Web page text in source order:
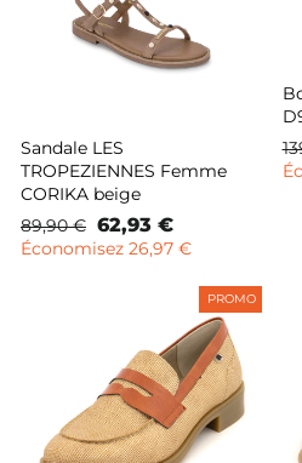
Sandale LES
TROPEZIENNES Femme
CORIKA beige
Prix
normal
89,90 € Prix
remisé
62,93 €
Économisez 26,97 €
PROMO